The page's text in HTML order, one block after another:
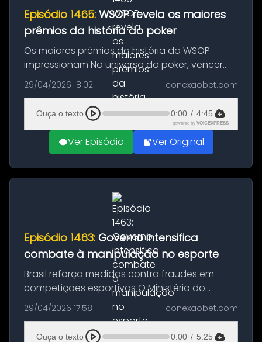
Episódio 1465: WSOP revela os maiores
prêmios da história do poker
Os maiores prêmios da história da WSOP
impressionam No universo do poker, vencer
vai muito além da glória — envolve cifras
milionárias que transformam carreiras. Desde
sua criação em 1970, a World Ser...
29/04/2026 18:02 conexaobet.com
Ouça o texto 0:00 / 4:45
powered by VOICEXPRESS
Ver Episódio Ver Original
Episódio 1463: Governo intensifica
combate à manipulação no esporte
Brasil reforça medidas contra fraudes em
competições esportivas O Ministério do
Esporte deu início, em Brasília, ao II Encontro
Técnico Nacional sobre Combate à
Manipulação de Resultados Esportivos. A...
29/04/2026 17:58 conexaobet.com
Ouça o texto 0:00 / 5:25